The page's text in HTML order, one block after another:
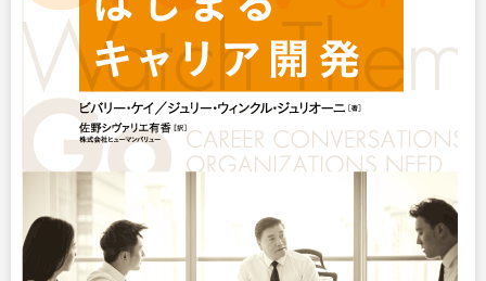
採用について
プラクティショナー養成
リサーチ
イベント・セミナー
出版
その他